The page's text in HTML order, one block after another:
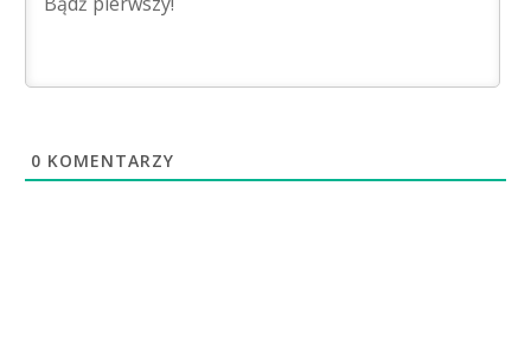
0 KOMENTARZY